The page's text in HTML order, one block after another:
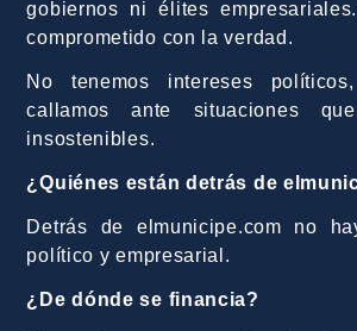
gobiernos ni élites
comprometido con la verdad.
No tenemos intereses
callamos ante situaciones que
insostenibles.
¿Quiénes están detrás de
Detrás de elmunicipe.com no
político y empresarial.
¿De dónde se financia?